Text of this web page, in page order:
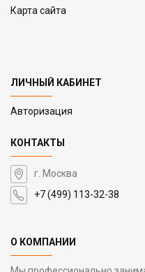
Карта сайта
ЛИЧНЫЙ КАБИНЕТ
Авторизация
КОНТАКТЫ
г. Москва
+7 (499) 113-32-38
О КОМПАНИИ